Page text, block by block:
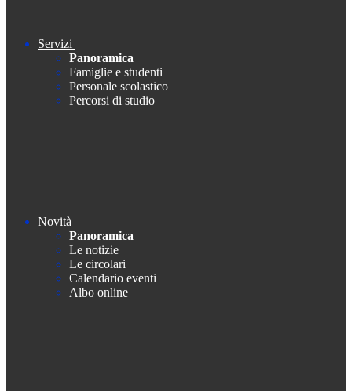
Servizi
Panoramica
Famiglie e studenti
Personale scolastico
Percorsi di studio
Novità
Panoramica
Le notizie
Le circolari
Calendario eventi
Albo online